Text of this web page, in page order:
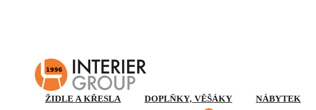
ŽIDLE A KŘESLA DOPLŇKY, VĚŠÁKY NÁBYTEK